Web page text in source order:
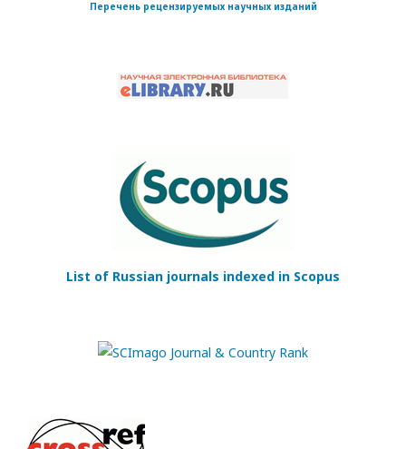
Перечень рецензируемых научных изданий
List of Russian journals indexed in Scopus